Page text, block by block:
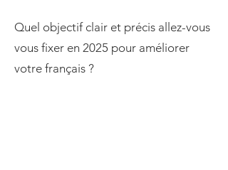
Quel objectif clair et précis allez-vous
vous fixer en 2025 pour améliorer
votre français ?